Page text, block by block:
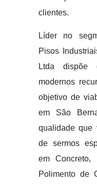
clientes.
Líder no
Pisos
Ltda dispõe
modernos
objetivo de
em São
qualidade que
de sermos
em Concreto,
Polimento de